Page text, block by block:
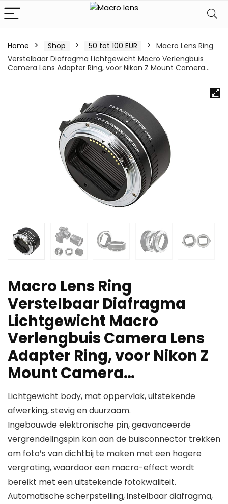
Home Shop 50 tot 100 EUR
Macro Lens Ring
Verstelbaar Diafragma Lichtgewicht Macro Verlengbuis
Camera Lens Adapter Ring, voor Nikon Z Mount Camera…
Macro Lens Ring
Verstelbaar Diafragma
Lichtgewicht Macro
Verlengbuis Camera Lens
Adapter Ring, voor Nikon Z
Mount Camera…
Lichtgewicht body, mat oppervlak, uitstekende
afwerking, stevig en duurzaam.
Ingebouwde elektronische pin, geavanceerde
vergrendelingspin kan aan de buisconnector trekken
om foto’s van dichtbij te maken met een hogere
vergroting, waardoor een macro-effect wordt
bereikt met een uitstekende fotokwaliteit.
Automatische scherpstelling, instelbaar diafragma,